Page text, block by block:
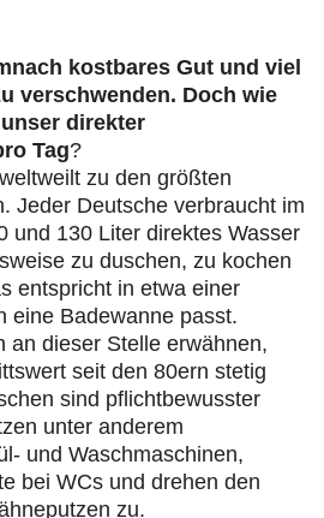
kostbares Gut und viel
verschwenden. Doch wie
direkter
Tag?
zu den größten
Jeder Deutsche verbraucht im
und 130 Liter direktes Wasser
zu duschen, zu kochen
entspricht in etwa einer
eine Badewanne passt.
an dieser Stelle erwähnen,
seit den 80ern stetig
sind pflichtbewusster
unter anderem
und Waschmaschinen,
bei WCs und drehen den
zu.